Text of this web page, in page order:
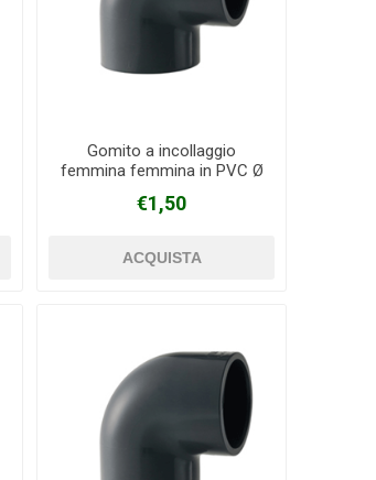
Gomito a incollaggio
femmina femmina in PVC Ø
€1,50